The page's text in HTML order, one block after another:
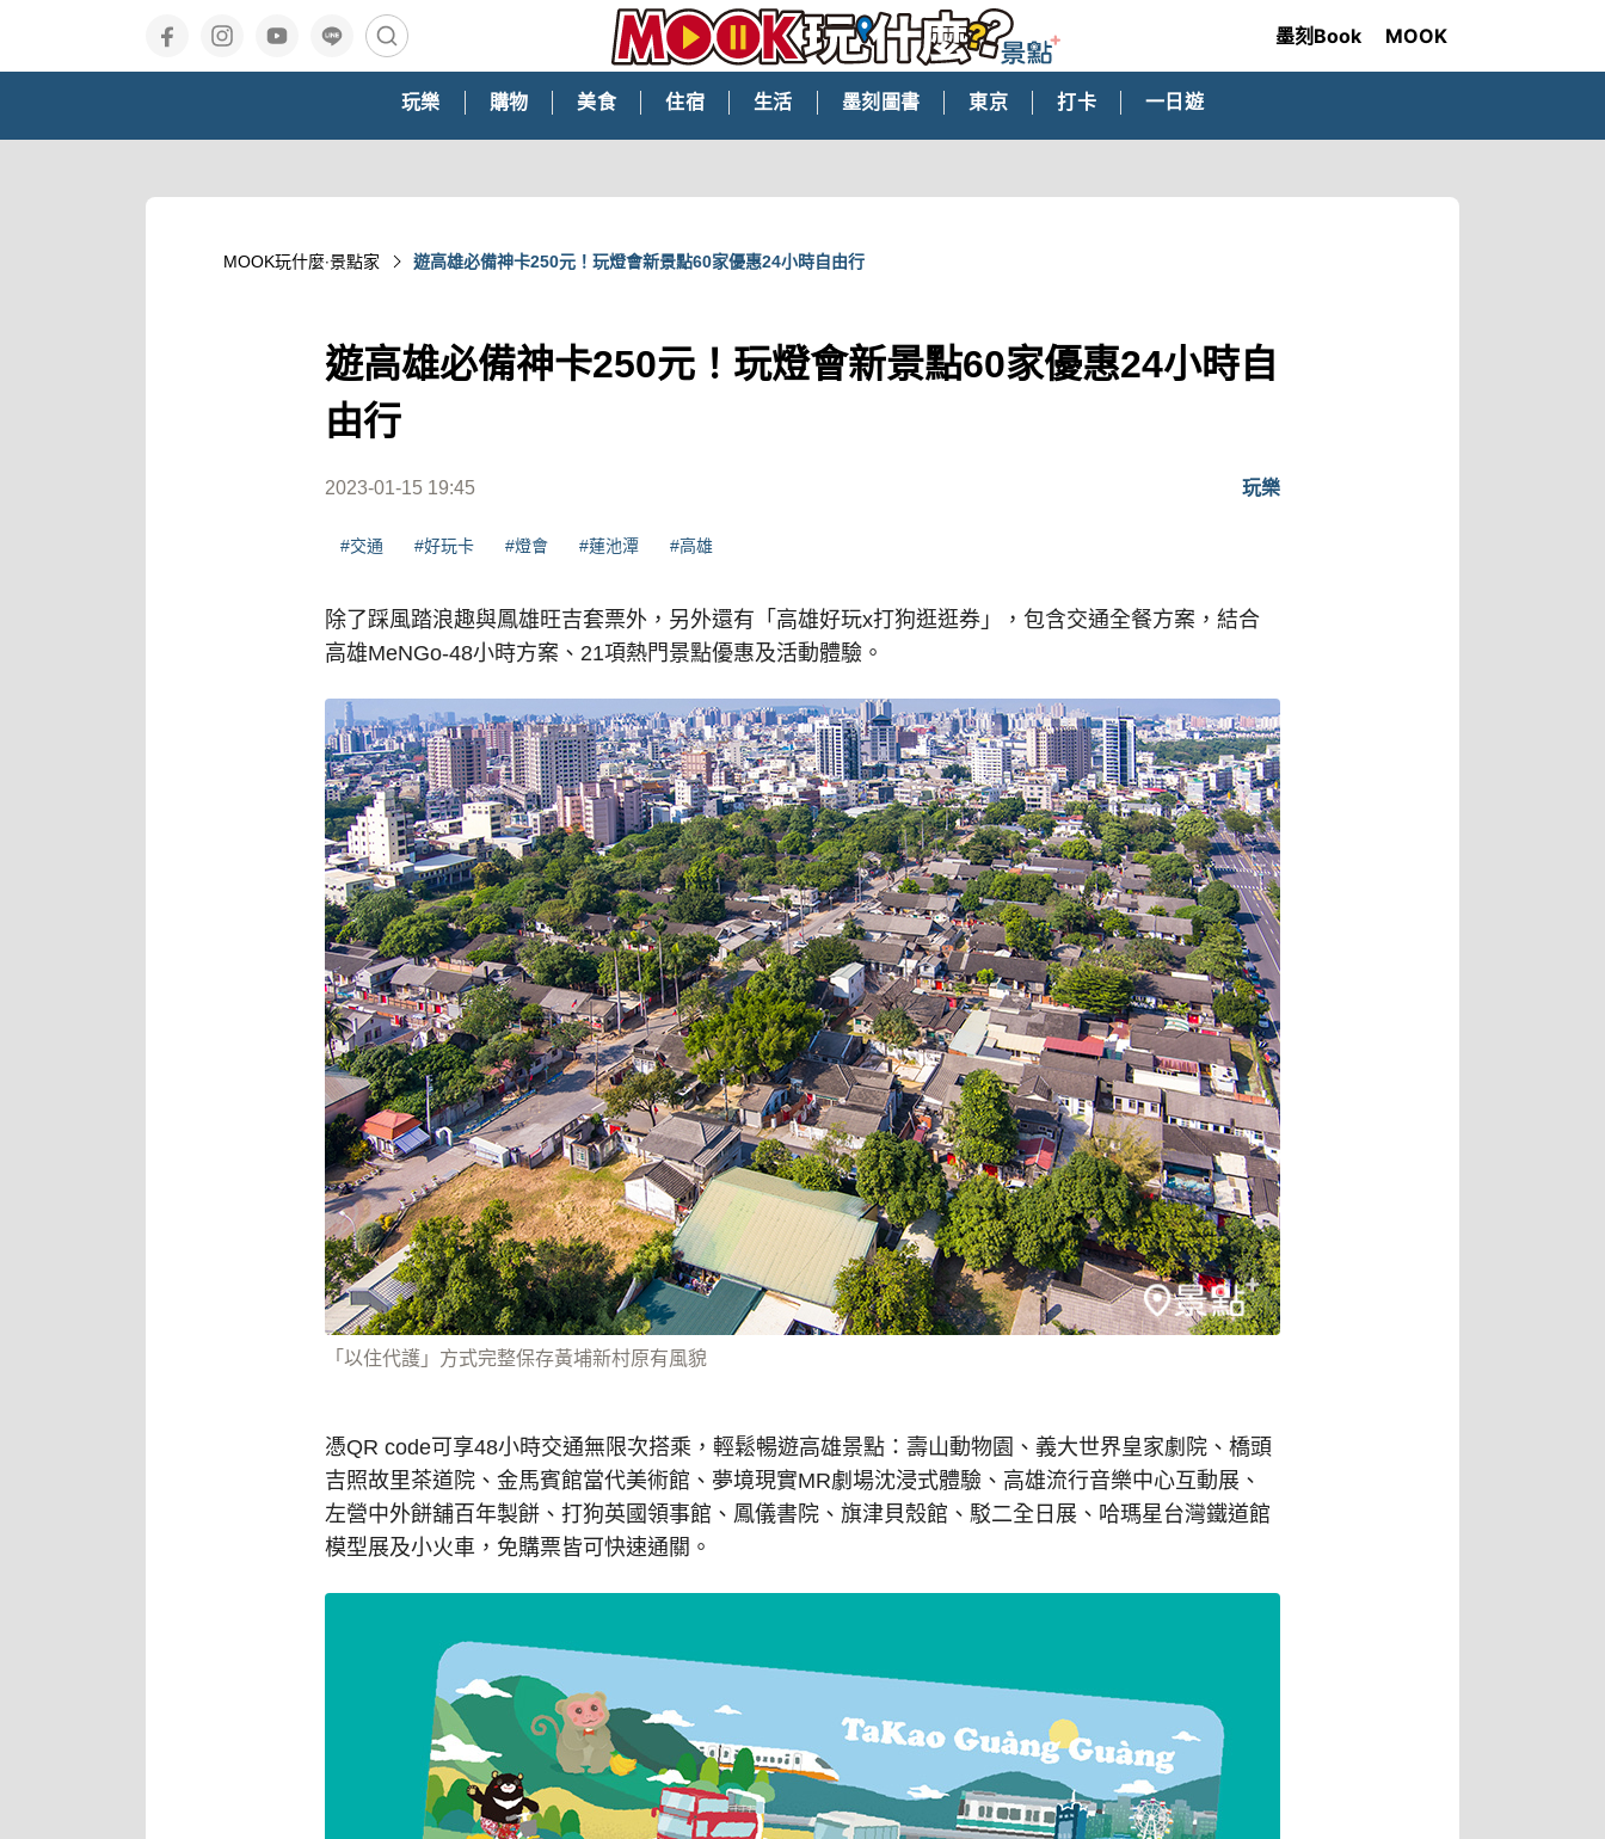
墨刻Book MOOK
玩樂 購物 美食 住宿 生活 墨刻圖書 東京 打卡 一日遊
MOOK玩什麼‧景點家 遊高雄必備神卡250元！玩燈會新景點60家優惠24小時自由行
遊高雄必備神卡250元！玩燈會新景點60家優惠24小時自
由行
2023-01-15 19:45 玩樂
#交通 #好玩卡 #燈會 #蓮池潭 #高雄
除了踩風踏浪趣與鳳雄旺吉套票外，另外還有「高雄好玩x打狗逛逛券」，包含交通全餐方案，結合
高雄MeNGo-48小時方案、21項熱門景點優惠及活動體驗。
「以住代護」方式完整保存黃埔新村原有風貌
憑QR code可享48小時交通無限次搭乘，輕鬆暢遊高雄景點：壽山動物園、義大世界皇家劇院、橋頭
吉照故里茶道院、金馬賓館當代美術館、夢境現實MR劇場沈浸式體驗、高雄流行音樂中心互動展、
左營中外餅舖百年製餅、打狗英國領事館、鳳儀書院、旗津貝殼館、駁二全日展、哈瑪星台灣鐵道館
模型展及小火車，免購票皆可快速通關。